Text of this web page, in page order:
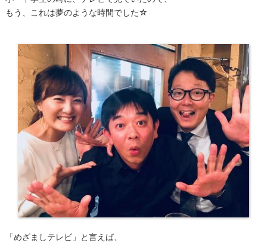
もう、これは夢のような時間でした☆
「めざましテレビ」と言えば、